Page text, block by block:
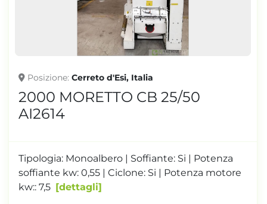
Posizione Cerreto d'Esi, Italia
2000 MORETTO CB 25/50
AI2614
Tipologia: Monoalbero | Soffiante: Si | Potenza
soffiante kw: 0,55 | Ciclone: Si | Potenza motore
kw:: 7,5
dettagli